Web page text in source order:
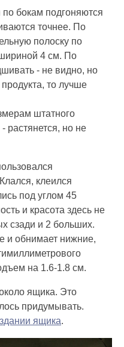
бокам подгоняются
точнее. По
полоску по
4 см. По
- не видно, но
то лучше
штатного
растянется, но не
клеился
под углом 45
и красота здесь не
сзади и 2 больших.
и обнимает нижние,
на 1.6-1.8 см.
ящика. Это
придумывать.
ящика.